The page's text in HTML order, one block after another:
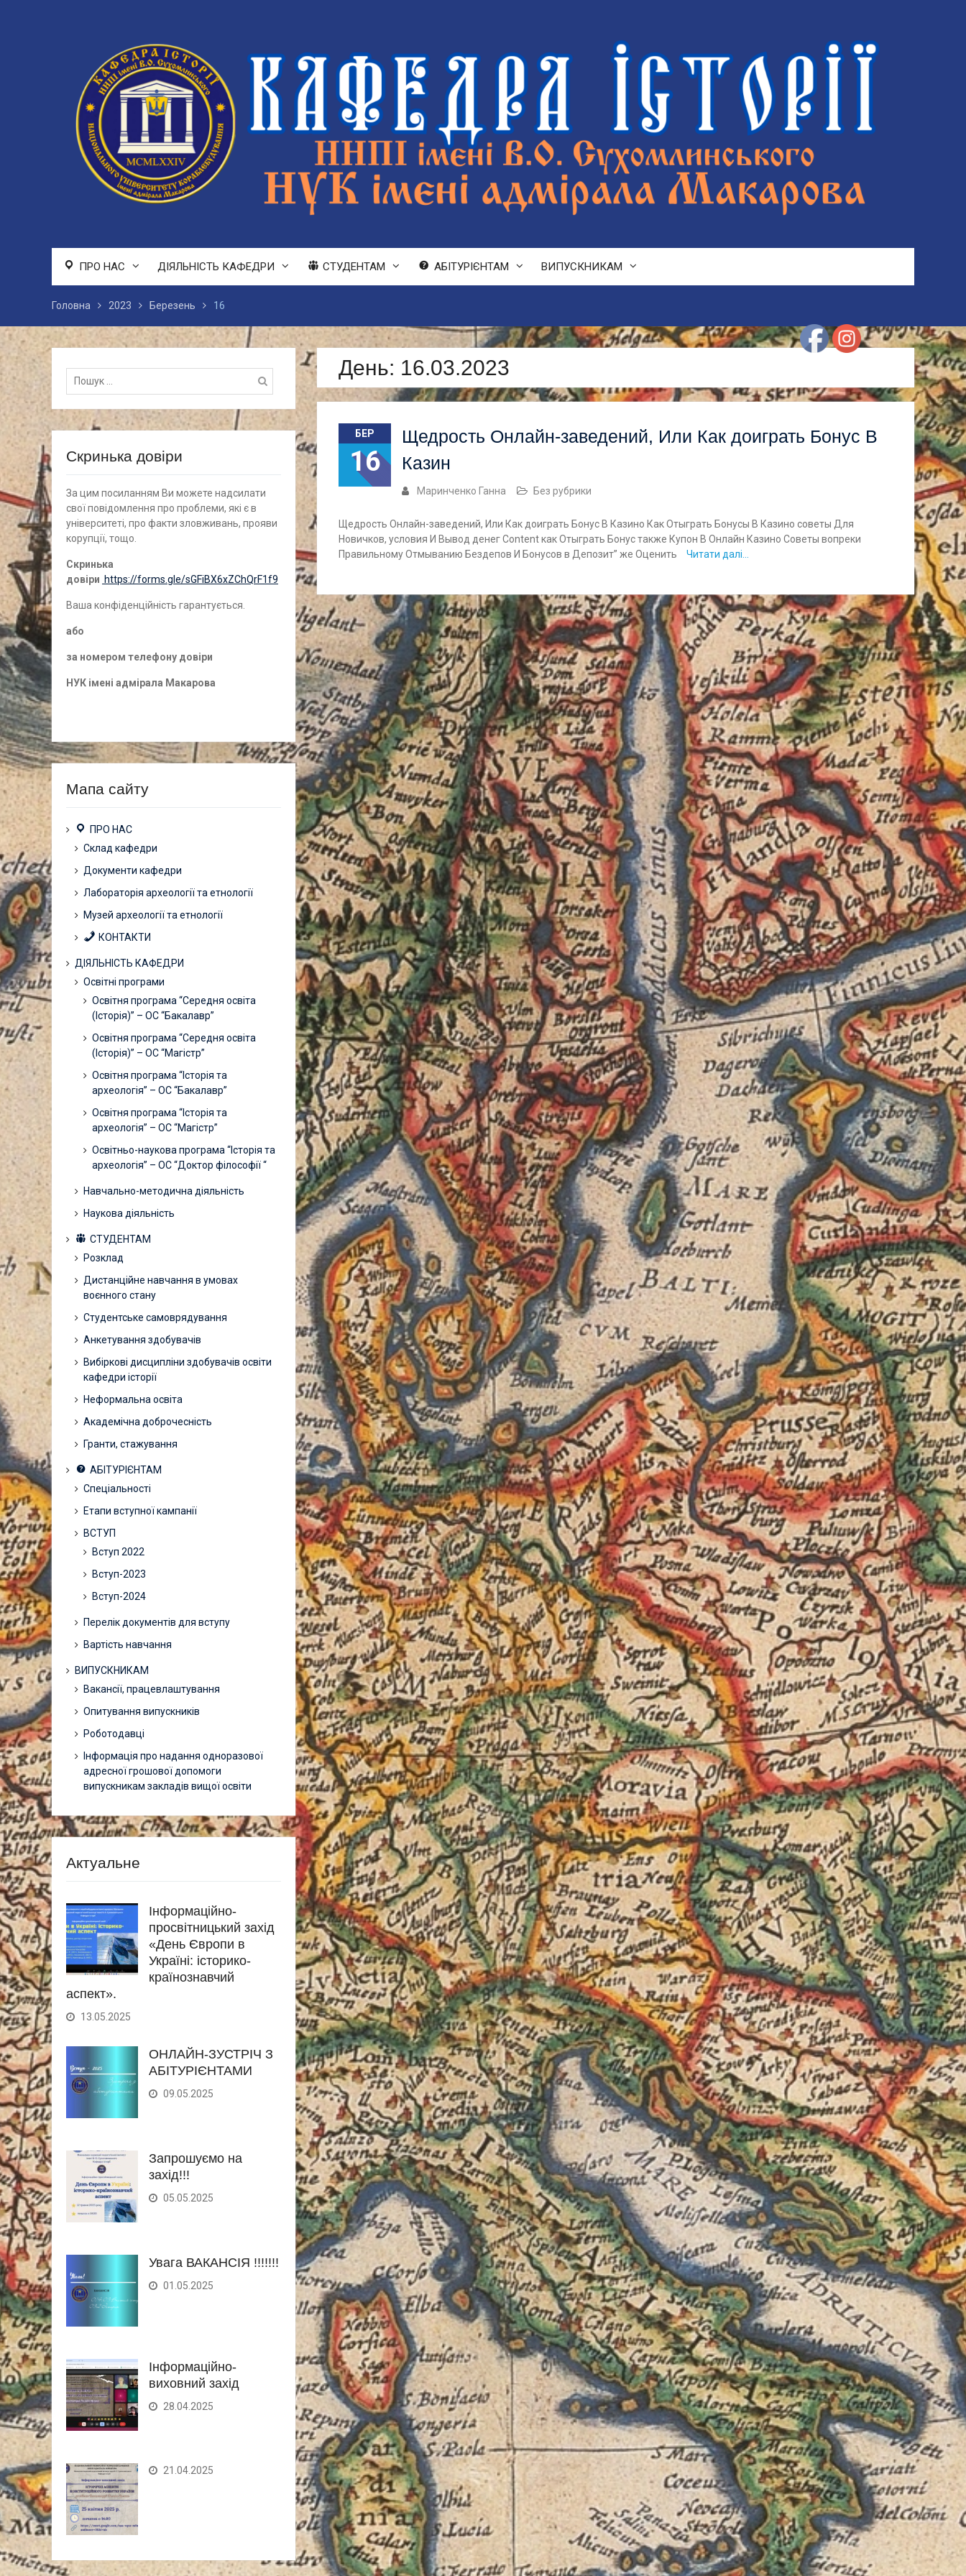
ПРО НАС ДІЯЛЬНІСТЬ КАФЕДРИ СТУДЕНТАМ АБІТУРІЄНТАМ ВИПУСКНИКАМ
Головна 2023 Березень 16
День: 16.03.2023
БЕР
16
Щедрость Онлайн-заведений, Или Как доиграть Бонус В
Казин
Маринченко Ганна Без рубрики
Щедрость Онлайн-заведений, Или Как доиграть Бонус В Казино Как Отыграть Бонусы В Казино советы Для
Новичков, условия И Вывод денег Content как Отыграть Бонус также Купон В Онлайн Казино Советы вопреки
Правильному Отмыванию Бездепов И Бонусов в Депозит” же Оценить
Читати далі…
Пошук
для:
Скринька довіри
За цим посиланням Ви можете надсилати
свої повідомлення про проблеми, які є в
університеті, про факти зловживань, прояви
корупції, тощо.
Скринька
довіри https://forms.gle/sGFiBX6xZChQrF1f9
Ваша конфіденційність гарантується.
або
за номером телефону довіри
НУК імені адмірала Макарова
Мапа сайту
ПРО НАС
Склад кафедри
Документи кафедри
Лабораторія археології та етнології
Музей археології та етнології
КОНТАКТИ
ДІЯЛЬНІСТЬ КАФЕДРИ
Освітні програми
Освітня програма “Середня освіта
(Історія)” – ОС “Бакалавр”
Освітня програма “Середня освіта
(Історія)” – ОС “Магістр”
Освітня програма “Історія та
археологія” – ОС “Бакалавр”
Освітня програма “Історія та
археологія” – ОС “Магістр”
Освітньо-наукова програма “Історія та
археологія” – ОС “Доктор філософії “
Навчально-методична діяльність
Наукова діяльність
СТУДЕНТАМ
Розклад
Дистанційне навчання в умовах
воєнного стану
Студентське самоврядування
Анкетування здобувачів
Вибіркові дисципліни здобувачів освіти
кафедри історії
Неформальна освіта
Академічна доброчесність
Гранти, стажування
АБІТУРІЄНТАМ
Спеціальності
Етапи вступної кампанії
ВСТУП
Вступ 2022
Вступ-2023
Вступ-2024
Перелік документів для вступу
Вартість навчання
ВИПУСКНИКАМ
Вакансії, працевлаштування
Опитування випускників
Роботодавці
Інформація про надання одноразової
адресної грошової допомоги
випускникам закладів вищої освіти
Актуальне
Інформаційно-
просвітницький захід
«День Європи в
Україні: історико-
країнознавчий
аспект».
13.05.2025
ОНЛАЙН-ЗУСТРІЧ З
АБІТУРІЄНТАМИ
09.05.2025
Запрошуємо на
захід!!!
05.05.2025
Увага ВАКАНСІЯ !!!!!!!
01.05.2025
Інформаційно-
виховний захід
28.04.2025
21.04.2025